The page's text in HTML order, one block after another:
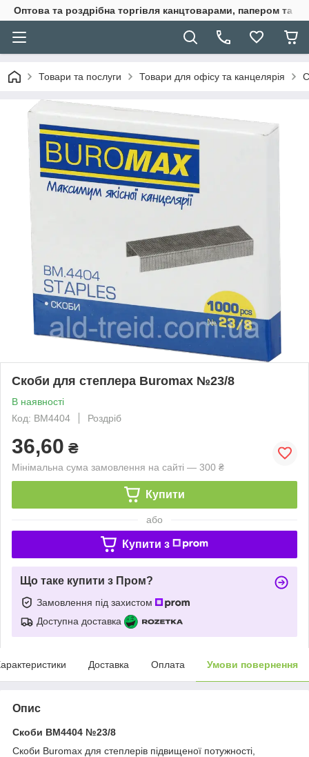
Оптова та роздрібна торгівля канцтоварами, папером та
Товари та послуги Товари для офісу та канцелярія
Скоби для степлера Buromax №23/8
В наявності
Код: ВМ4404
Роздріб
36,60 ₴
Мінімальна сума замовлення на сайті — 300 ₴
Купити
або
Купити з
Що таке купити з Пром?
Замовлення під захистом
Доступна доставка
Доставка Оплата Умови повернення
Опис
Скоби BM4404 №23/8
Скоби Buromax для степлерів підвищеної потужності,